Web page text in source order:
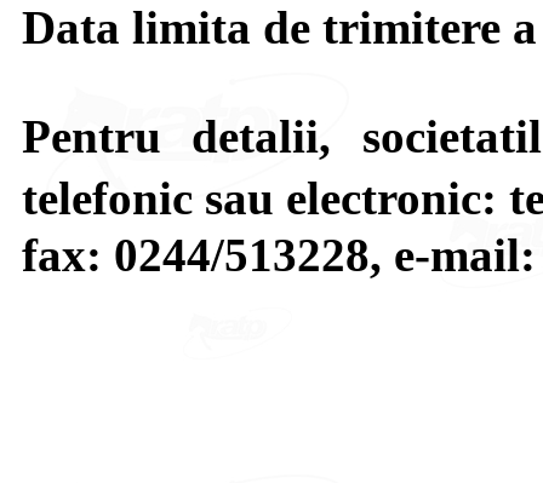
Data limita de trimitere
Pentru detalii,
telefonic sau electronic:
fax: 0244/513228, e-